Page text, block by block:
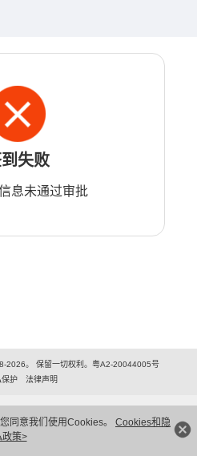
同意我们使用Cookies。 Cookies和隐
政策>
失败
息未通过审批
2026。 保留一切权利。粤A2-20044005号
保护
法律声明